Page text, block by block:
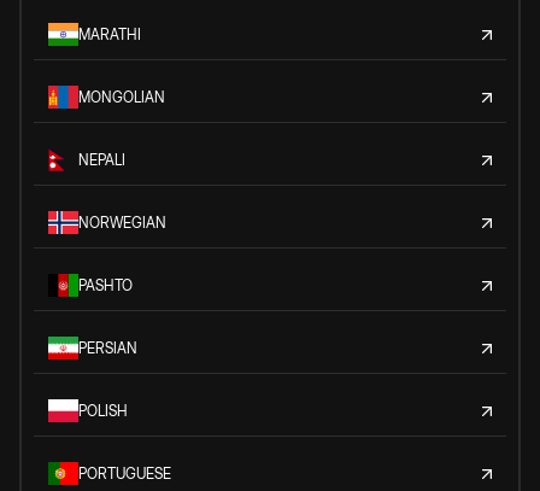
MARATHI
MONGOLIAN
NEPALI
NORWEGIAN
PASHTO
PERSIAN
POLISH
PORTUGUESE